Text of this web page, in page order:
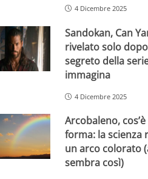
4 Dicembre 2025
Sandokan, Can
rivelato solo
segreto della
immagina
4 Dicembre 2025
Arcobaleno,
forma: la scienza
un arco colorato
sembra così)